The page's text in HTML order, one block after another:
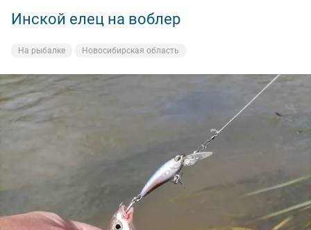
Инской елец на воблер
На рыбалке Новосибирская область